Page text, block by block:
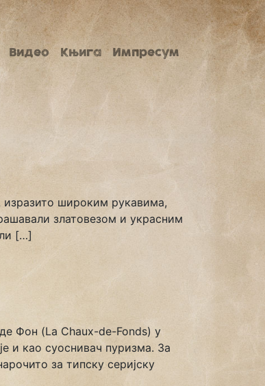
Видео Књига Импресум
изразито широким рукавима,
златовезом и украсним
[…]
Фон (La Chaux-de-Fonds) у
и као суоснивач пуризма. За
за типску серијску